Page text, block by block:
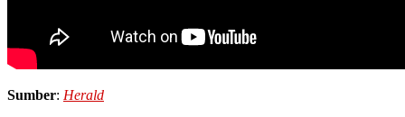
Sumber: Herald